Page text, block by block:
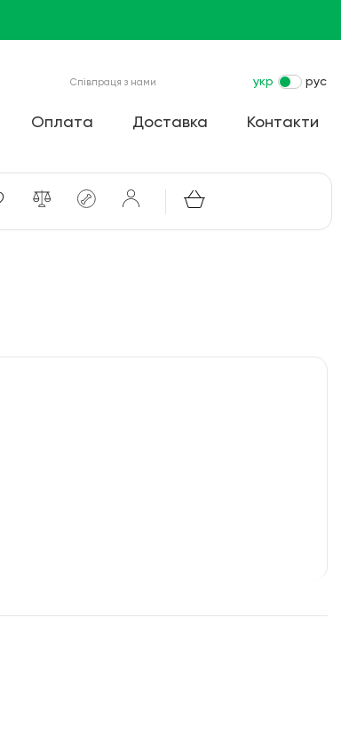
Співпраця з нами укр рус
Оплата Доставка Контакти